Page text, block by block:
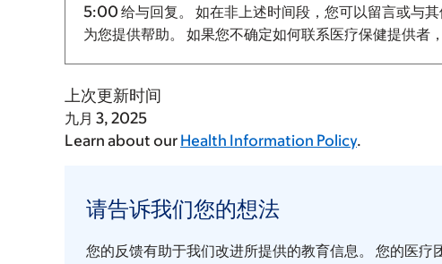
5:00 给与回复。
如在非上述时间段，您可以留言或与
为您提供帮助。 如果您不确定如何联系医疗保健提供者
上次更新时间
九月 3, 2025
Learn about our Health Information Policy.
告
请告诉我们您的想法
您的反馈有助于我们改进所提供的教育信息。 您的医疗